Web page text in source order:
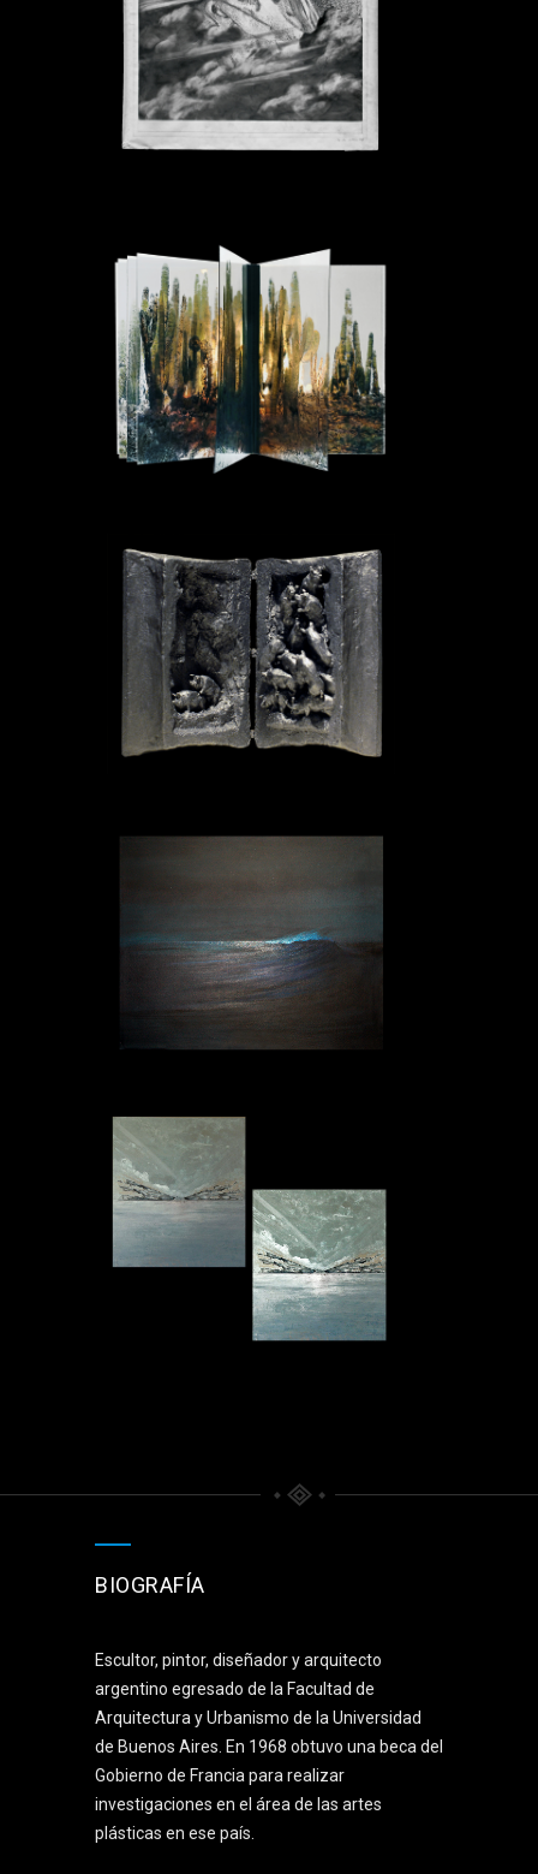
BIOGRAFÍA
Escultor, pintor, diseñador y arquitecto
argentino egresado de la Facultad de
Arquitectura y Urbanismo de la Universidad
de Buenos Aires. En 1968 obtuvo una beca del
Gobierno de Francia para realizar
investigaciones en el área de las artes
plásticas en ese país.